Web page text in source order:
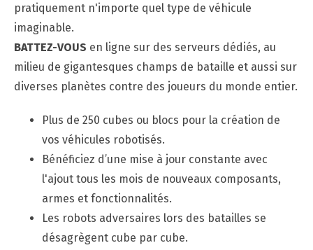
pratiquement n'importe quel type de véhicule
imaginable.
BATTEZ-VOUS en ligne sur des serveurs dédiés, au
milieu de gigantesques champs de bataille et aussi sur
diverses planètes contre des joueurs du monde entier.
Plus de 250 cubes ou blocs pour la création de
vos véhicules robotisés.
Bénéficiez d’une mise à jour constante avec
l'ajout tous les mois de nouveaux composants,
armes et fonctionnalités.
Les robots adversaires lors des batailles se
désagrègent cube par cube.